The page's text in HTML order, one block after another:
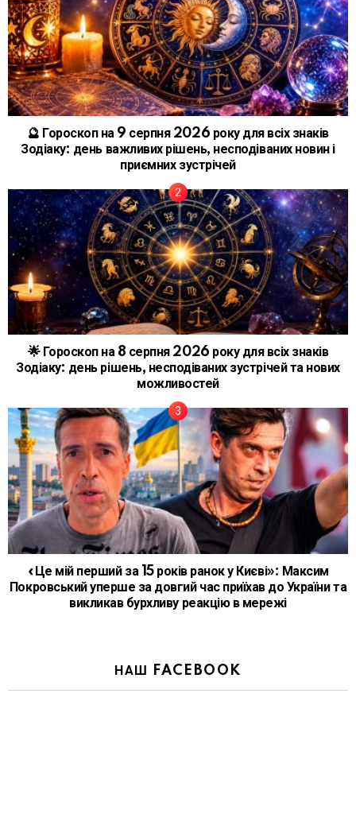
🔮 Гороскоп на 9 серпня 2026 року для всіх знаків
Зодіаку: день важливих рішень, несподіваних новин і
приємних зустрічей
🌟 Гороскоп на 8 серпня 2026 року для всіх знаків
Зодіаку: день рішень, несподіваних зустрічей та нових
можливостей
«Це мій перший за 15 років ранок у Києві»: Максим
Покровський уперше за довгий час приїхав до України та
викликав бурхливу реакцію в мережі
НАШ FACEBOOK